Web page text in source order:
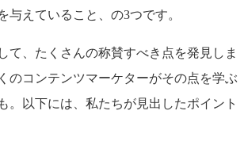
与えていること、の3つです。
て、たくさんの称賛すべき点を発見しま
のコンテンツマーケターがその点を学ぶ
。以下には、私たちが見出したポイント